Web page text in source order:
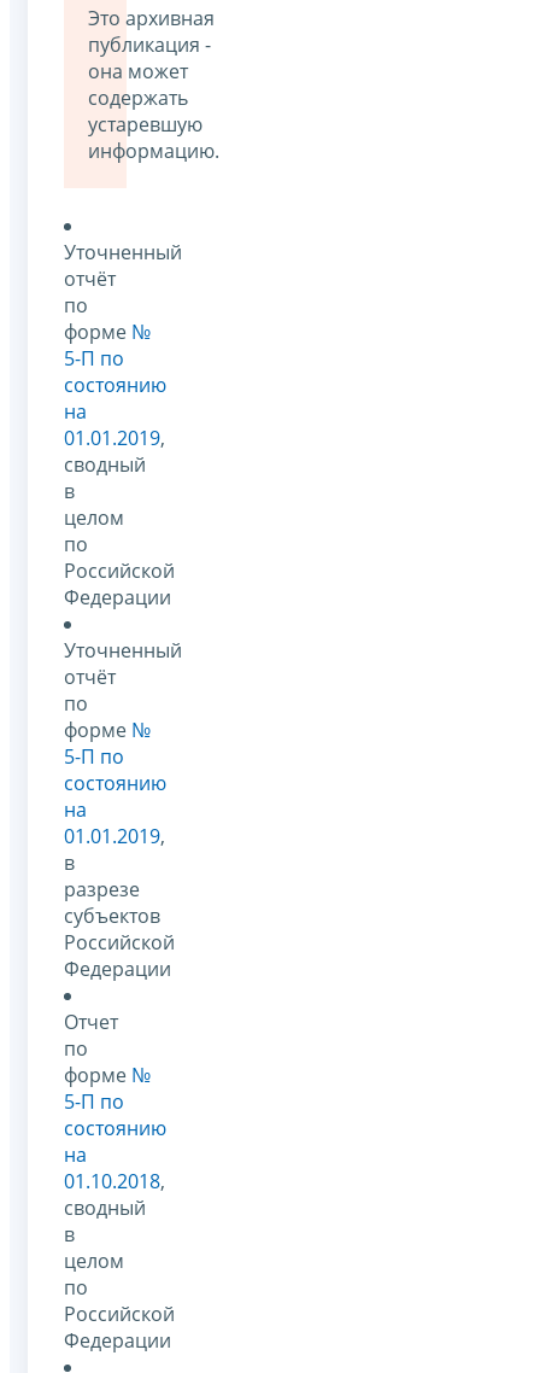
Это архивная
публикация -
она может
содержать
устаревшую
информацию.
Уточненный
отчёт
по
форме №
5-П по
состоянию
на
01.01.2019,
сводный
в
целом
по
Российской
Федерации
Уточненный
отчёт
по
форме №
5-П по
состоянию
на
01.01.2019,
в
разрезе
субъектов
Российской
Федерации
Отчет
по
форме №
5-П по
состоянию
на
01.10.2018,
сводный
в
целом
по
Российской
Федерации